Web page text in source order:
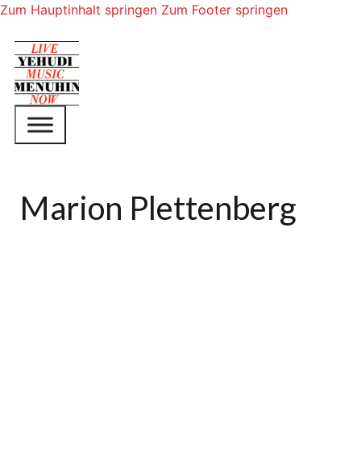
Zum Hauptinhalt springen Zum Footer springen
Marion Plettenberg